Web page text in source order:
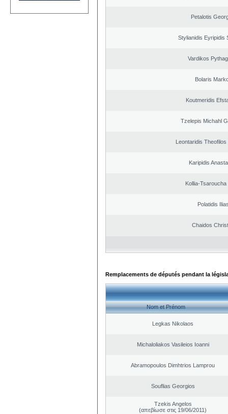
Petalotis
Stylianidis Eyripidis
Vardikos
Bolaris
Koutmeridis
Tzelepis Michahl
Leontaridis
Karipidis
Kollia-Tsaroucha
Polatidis
Chaidos
Remplacements de députés pendant la
Nom et Prénom
Legkas Nikolaos
Michaloliakos Vasileios Ioanni
Abramopoulos Dimhtrios Lamprou
Souflias Georgios
Tzekis Angelos
(απεβίωσε στις 19/06/2011)